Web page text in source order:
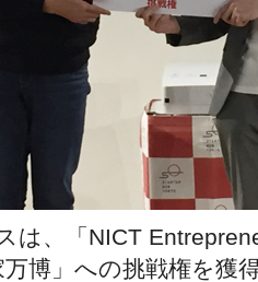
は、「NICT
博」への挑戦権を獲